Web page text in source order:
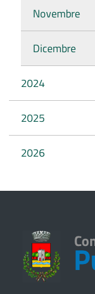
Novembre
Dicembre
2024
2025
2026